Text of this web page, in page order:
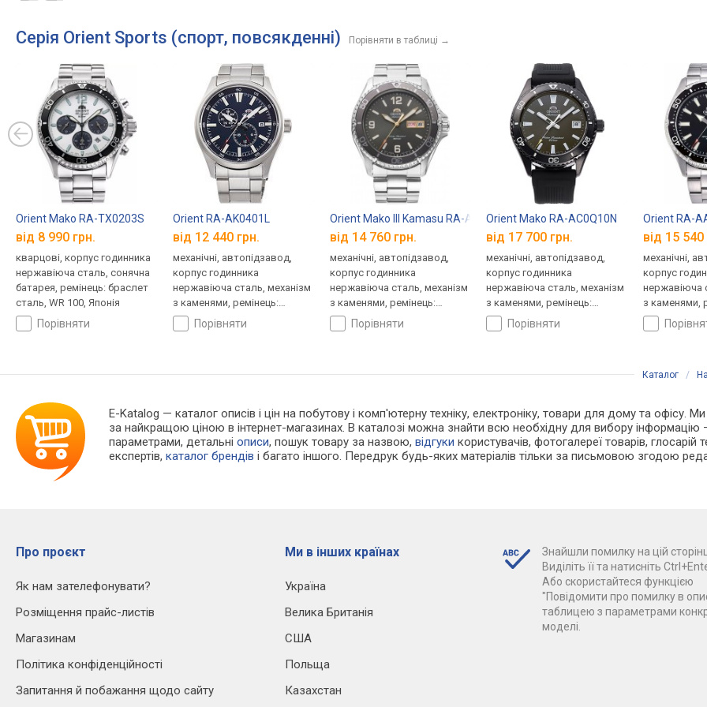
Серія Orient Sports (спорт, повсякденні) Порівняти в таблиці →
Orient Mako RA-TX0203S
від 8 990 грн.
кварцові, корпус годинника
нержавіюча сталь, сонячна
батарея, ремінець: браслет
сталь, WR 100, Японія
порівняти
Orient RA-AK0401L
від 12 440 грн.
механічні, автопідзавод,
корпус годинника
нержавіюча сталь, механізм
з каменями, ремінець:
браслет сталь, WR 100,
Японія
порівняти
Orient Mako III Kamasu RA-AA0819N19B
від 14 760 грн.
механічні, автопідзавод,
корпус годинника
нержавіюча сталь, механізм
з каменями, ремінець:
браслет сталь, WR 100,
Японія
порівняти
Orient Mako RA-AC0Q10N
від 17 700 грн.
механічні, автопідзавод,
корпус годинника
нержавіюча сталь, механізм
з каменями, ремінець:
ремінець каучук, WR 100,
Японія
порівняти
Orient RA-
від 15 540
механічні,
корпус
нержавіюча
з каменями,
браслет
Японія
Каталог /
E-Katalog — каталог описів і цін на побутову і комп'ютерну техніку, електроніку, товари для дому та офісу.
за найкращою ціною в інтернет-магазинах. В каталозі можна знайти всю необхідну для вибору
параметрами, детальніописи, пошук товару за назвою,відгуки користувачів, фотогалереї товарів, глосарій
експертів,каталог брендів і багато іншого. Передрук будь-яких матеріалів тільки за письмовою згодою
Про проєкт
Як нам зателефонувати?
Розміщення прайс-листів
Магазинам
Політика конфіденційності
Запитання й побажання щодо сайту
Ми в інших країнах
Україна
Велика Британія
США
Польща
Казахстан
Знайшли помилку на цій
Виділіть її та натисніть
Або скористайтеся функцією
"Повідомити про помилку в
таблицею з параметрами
моделі.